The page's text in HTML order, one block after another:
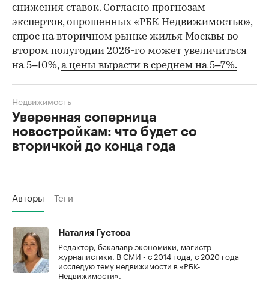
снижения ставок. Согласно прогнозам
экспертов, опрошенных «РБК Недвижимостью»,
спрос на вторичном рынке жилья Москвы во
втором полугодии 2026-го может увеличиться
на 5–10%,а цены вырасти в среднем на 5–7%.
Уверенная соперница
новостройкам: что будет со
вторичкой до конца года
Недвижимость
Авторы Теги
Наталия Густова
Редактор, бакалавр экономики, магистр
журналистики. В СМИ - с 2014 года, с 2020 года
исследую тему недвижимости в «РБК-
Недвижимости».